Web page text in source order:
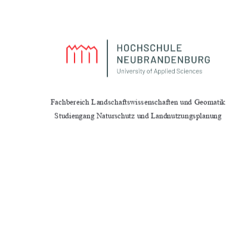
Fachbereich Landschaftswissenschaften und Geomatik
Studiengang Naturschutz und Landnutzungsplanung